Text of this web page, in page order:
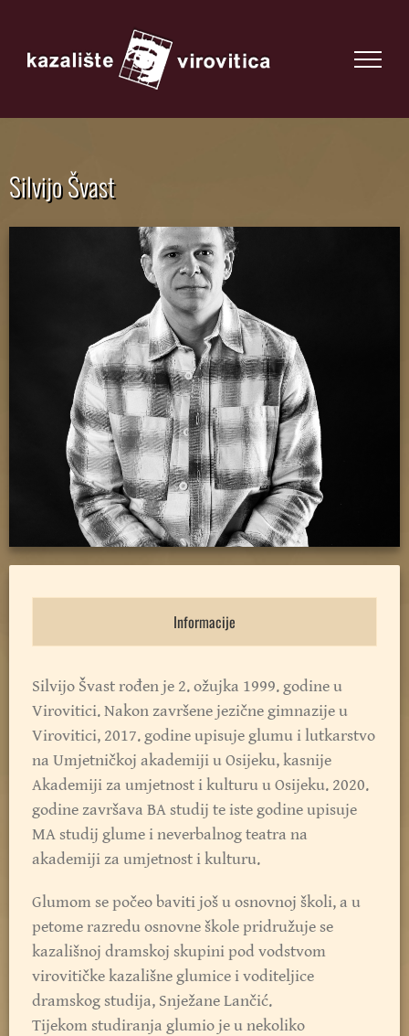
Silvijo Švast
Informacije
Silvijo Švast rođen je 2. ožujka 1999. godine u
Virovitici. Nakon završene jezične gimnazije u
Virovitici, 2017. godine upisuje glumu i lutkarstvo
na Umjetničkoj akademiji u Osijeku, kasnije
Akademiji za umjetnost i kulturu u Osijeku. 2020.
godine završava BA studij te iste godine upisuje
MA studij glume i neverbalnog teatra na
akademiji za umjetnost i kulturu.
Glumom se počeo baviti još u osnovnoj školi, a u
petome razredu osnovne škole pridružuje se
kazališnoj dramskoj skupini pod vodstvom
virovitičke kazališne glumice i voditeljice
dramskog studija, Snježane Lančić.
Tijekom studiranja glumio je u nekoliko